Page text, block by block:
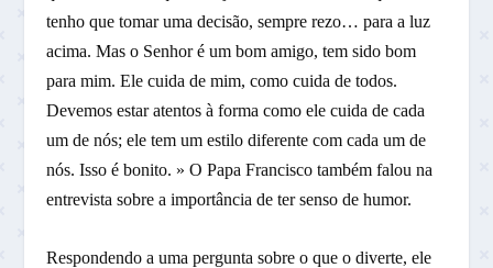
tenho que tomar uma decisão, sempre rezo… para a luz
acima. Mas o Senhor é um bom amigo, tem sido bom
para mim. Ele cuida de mim, como cuida de todos.
Devemos estar atentos à forma como ele cuida de cada
um de nós; ele tem um estilo diferente com cada um de
nós. Isso é bonito. » O Papa Francisco também falou na
entrevista sobre a importância de ter senso de humor.
Respondendo a uma pergunta sobre o que o diverte, ele